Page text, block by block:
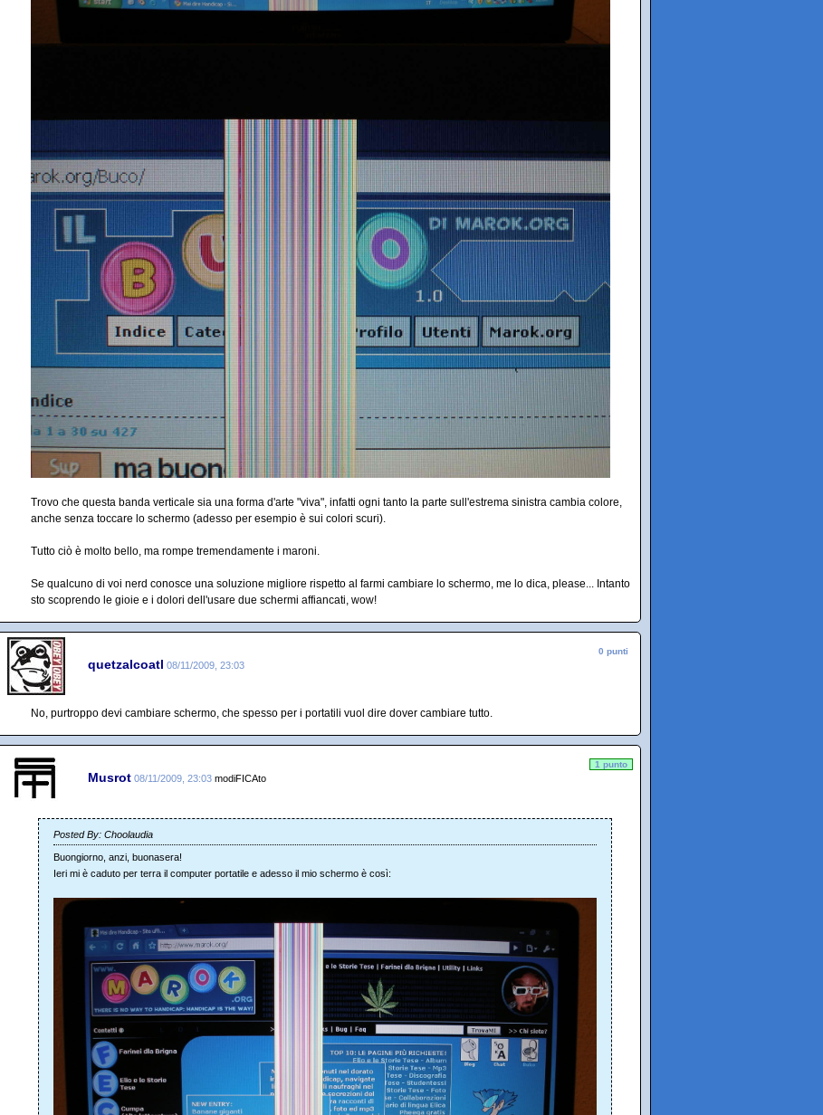
Trovo che questa banda verticale sia una forma d'arte "viva", infatti ogni tanto la parte sull'estrema sinistra cambia colore,
anche senza toccare lo schermo (adesso per esempio è sui colori scuri).
Tutto ciò è molto bello, ma rompe tremendamente i maroni.
Se qualcuno di voi nerd conosce una soluzione migliore rispetto al farmi cambiare lo schermo, me lo dica, please... Intanto
sto scoprendo le gioie e i dolori dell'usare due schermi affiancati, wow!
quetzalcoatl 08/11/2009, 23:03
0 punti
No, purtroppo devi cambiare schermo, che spesso per i portatili vuol dire dover cambiare tutto.
Musrot 08/11/2009, 23:03 modiFICAto
1 punto
Posted By: Choolaudia
Buongiorno, anzi, buonasera!
Ieri mi è caduto per terra il computer portatile e adesso il mio schermo è così: